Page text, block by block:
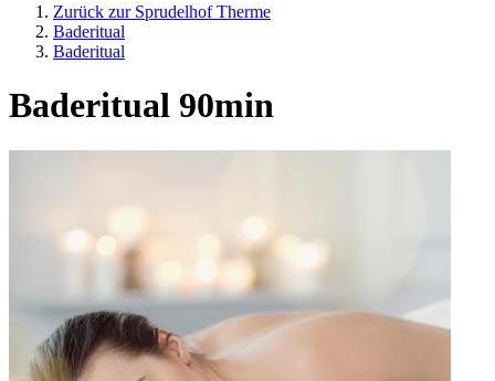
Zurück zur Sprudelhof Therme
Baderitual
Baderitual
Baderitual 90min